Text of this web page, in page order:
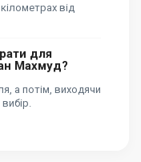
від
для
Махмуд?
а потім, виходячи